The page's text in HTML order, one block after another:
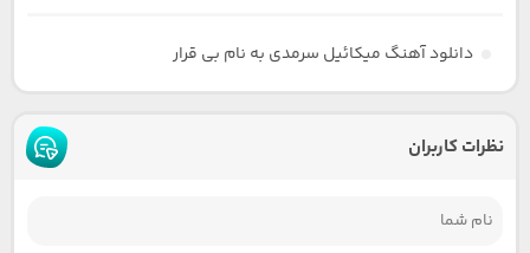
دانلود آهنگ میکائیل سرمدی به نام بی قرار
نظرات کاربران